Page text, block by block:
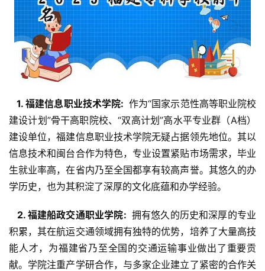
  1. 福建信息职业技术学院:
作为“国家示范性高等职业院校
建设计划”骨干高职院校、“双高计划”高水平专业群（A档）
建设单位，福建信息职业技术学院无疑占据领先地位。其以
信息技术和闽台合作为特色，专业设置紧贴市场需求，毕业
生就业率高，在省内乃至全国都享有较高声誉。其悠久的办
学历史，也为其积淀了深厚的文化底蕴和办学经验。
  2. 福建船政交通职业学院:
拥有悠久的历史和深厚的专业
积累，其在航运交通领域拥有独特的优势，培养了大量高技
能人才，为福建省乃至全国的交通运输事业做出了重要贡
献。学院注重产学研合作，与多家企业建立了紧密的合作关